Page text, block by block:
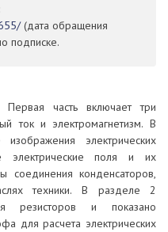
(дата обращения
подписке.
часть включает три
ток и электромагнетизм. В
электрических
электрические поля и их
соединения конденсаторов,
техники. В разделе 2
резисторов и показано
для расчета электрических